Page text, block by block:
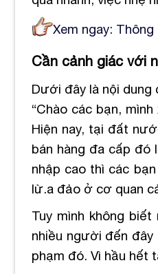
Xem ngay:
Cần cảnh giác với
Dưới đây là nội dung
“Chào các bạn,
Hiện nay, tại đất
bán hàng đa cấp đó
nhập cao thì các
lừ.a đảo ở cơ quan
Tuy mình không
nhiều người đến
phạm đó. Vì hầu hết